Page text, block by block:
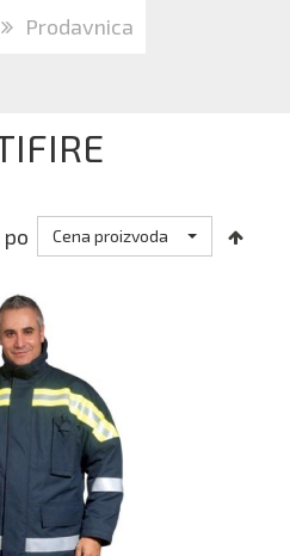
Prodavnica
Cena proizvoda